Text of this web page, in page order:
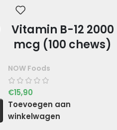
Vitamin B-12 2000
mcg (100 chews)
NOW Foods
€15,90
Toevoegen aan
winkelwagen